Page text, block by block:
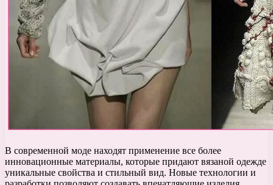
В современной моде находят применение все более
инновационные материалы, которые придают вязаной одежде
уникальные свойства и стильный вид. Новые технологии и